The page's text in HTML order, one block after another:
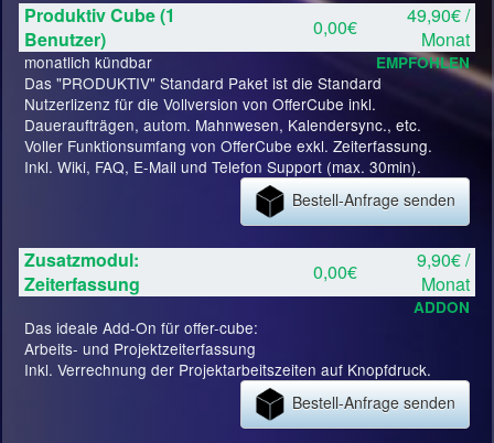
Produktiv Cube (1
Benutzer)
0,00€
49,90€ /
Monat
monatlich kündbar EMPFOHLEN
Das "PRODUKTIV" Standard Paket ist die Standard
Nutzerlizenz für die Vollversion von OfferCube inkl.
Daueraufträgen, autom. Mahnwesen, Kalendersync., etc.
Voller Funktionsumfang von OfferCube exkl. Zeiterfassung.
Inkl. Wiki, FAQ, E-Mail und Telefon Support (max. 30min).
Bestell-Anfrage senden
Zusatzmodul:
Zeiterfassung
0,00€
9,90€ /
Monat
ADDON
Das ideale Add-On für offer-cube:
Arbeits- und Projektzeiterfassung
Inkl. Verrechnung der Projektarbeitszeiten auf Knopfdruck.
Bestell-Anfrage senden